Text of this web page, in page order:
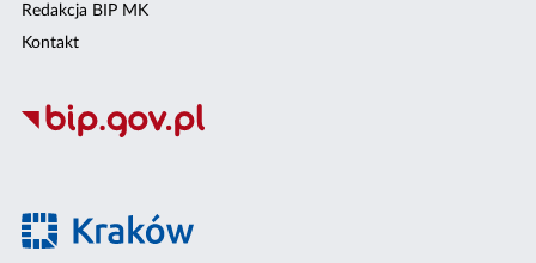
Redakcja BIP MK
Kontakt